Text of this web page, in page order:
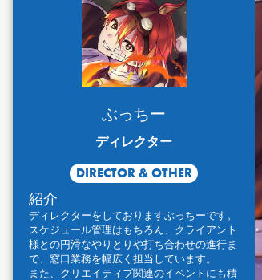
ぶっちー
ディレクター
DIRECTOR & OTHER
紹介
ディレクターをしておりますぶっちーです。
スケジュール管理はもちろん、クライアント
様との円滑なやりとりや打ち合わせの進行ま
で、窓口業務を幅広く担当しています。
また、クリエイティブ関連のイベントにも積